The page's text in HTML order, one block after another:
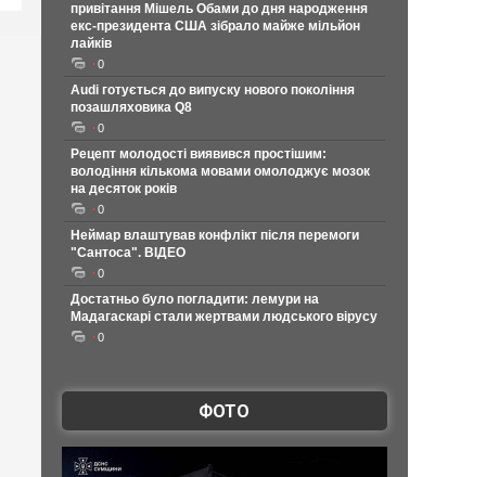
привітання Мішель Обами до дня народження
екс-президента США зібрало майже мільйон
лайків
0
Audi готується до випуску нового покоління
позашляховика Q8
0
Рецепт молодості виявився простішим:
володіння кількома мовами омолоджує мозок
на десяток років
0
Неймар влаштував конфлікт після перемоги
"Сантоса". ВІДЕО
0
Достатньо було погладити: лемури на
Мадагаскарі стали жертвами людського вірусу
0
ФОТО